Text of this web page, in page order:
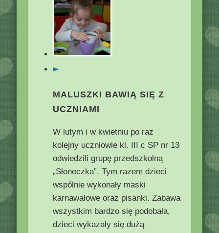
►
MALUSZKI BAWIĄ SIĘ Z
UCZNIAMI
W lutym i w kwietniu po raz
kolejny uczniowie kl. III c SP nr 13
odwiedzili grupę przedszkolną
„Słoneczka”. Tym razem dzieci
wspólnie wykonały maski
karnawałowe oraz pisanki. Zabawa
wszystkim bardzo się podobała,
dzieci wykazały się dużą